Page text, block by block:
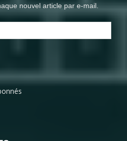
nouvel article par e-mail.